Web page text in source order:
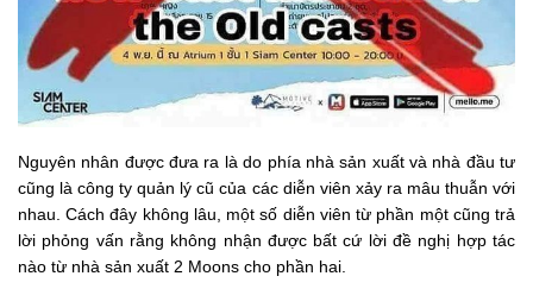
Nguyên nhân được đưa ra là do phía nhà sản xuất và nhà đầu tư
cũng là công ty quản lý cũ của các diễn viên xảy ra mâu thuẫn với
nhau. Cách đây không lâu, một số diễn viên từ phần một cũng trả
lời phỏng vấn rằng không nhận được bất cứ lời đề nghị hợp tác
nào từ nhà sản xuất 2 Moons cho phần hai.